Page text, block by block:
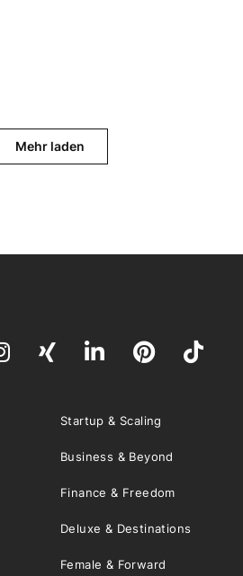
Mehr laden
Startup & Scaling
Business & Beyond
Finance & Freedom
Deluxe & Destinations
Female & Forward